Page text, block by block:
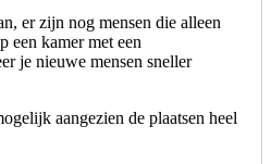
er zijn nog mensen die alleen
een kamer met een
je nieuwe mensen sneller
aangezien de plaatsen heel